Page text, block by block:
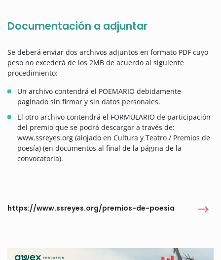
Documentación a adjuntar
Se deberá enviar dos archivos adjuntos en formato PDF cuyo
peso no excederá de los 2MB de acuerdo al siguiente
procedimiento:
Un archivo contendrá el POEMARIO debidamente
paginado sin firmar y sin datos personales.
El otro archivo contendrá el FORMULARIO de participación
del premio que se podrá descargar a través de:
www.ssreyes.org (alojado en Cultura y Teatro / Premios de
poesía) (en documentos al final de la página de la
convocatoria).
https://www.ssreyes.org/premios-de-poesia